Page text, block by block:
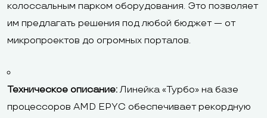
колоссальным парком оборудования. Это позволяет
им предлагать решения под любой бюджет — от
микропроектов до огромных порталов.
Техническое описание:Линейка «Турбо» на базе
процессоров AMD EPYC обеспечивает рекордную